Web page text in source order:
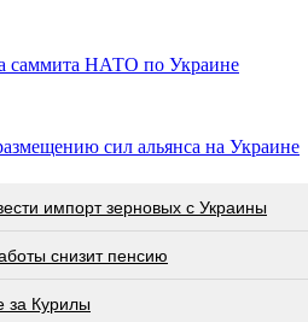
саммита НАТО по Украине
сил альянса на Украине
импорт зерновых с Украины
снизит пенсию
за Курилы